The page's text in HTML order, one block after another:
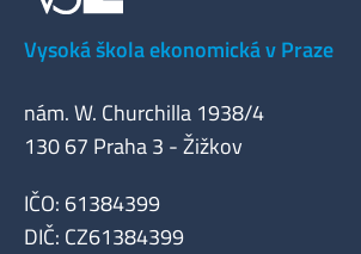
Vysoká škola ekonomická v Praze
nám. W. Churchilla 1938/4
130 67 Praha 3 - Žižkov
IČO: 61384399
DIČ: CZ61384399